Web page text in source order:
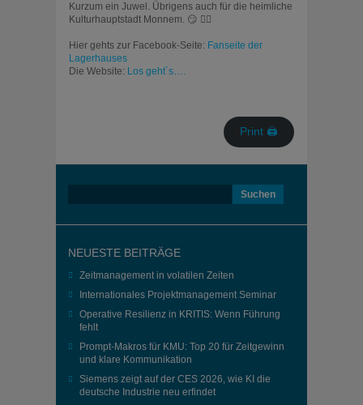
Kurzum ein Juwel. Übrigens auch für die heimliche
Kulturhauptstadt Monnem. 😏 👍🏻
Hier gehts zur Facebook-Seite: Fanseite der
Lagerhauses
Die Website: Los geht´s….
Print 🖨
NEUESTE BEITRÄGE
Zeitmanagement in volatilen Zeiten
Internationales Projektmanagement Seminar
Operative Resilienz in KRITIS: Wenn Führung
fehlt
Prompt-Makros für KMU: Top 20 für Zeitgewinn
und klare Kommunikation
Siemens zeigt auf der CES 2026, wie KI die
deutsche Industrie neu erfindet